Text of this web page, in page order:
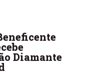
Diamante